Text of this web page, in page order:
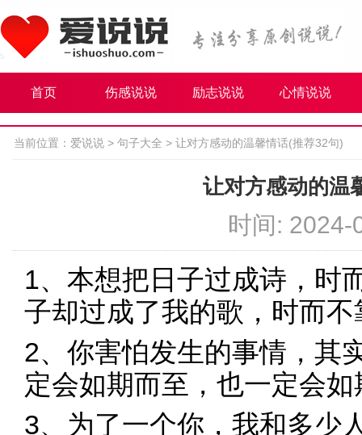
首页 伤感说说 励志说说 心情说说
当前位置： 爱说说 > 句子大全 > 让对方感动的温馨情话(推荐32句)
让对方感动的温
时间: 2024-
1、本想把日子过成诗，时
子却过成了我的歌，时而
2、你害怕发生的事情，其
定会如期而至，也一定会
3、为了一个你，我和多少